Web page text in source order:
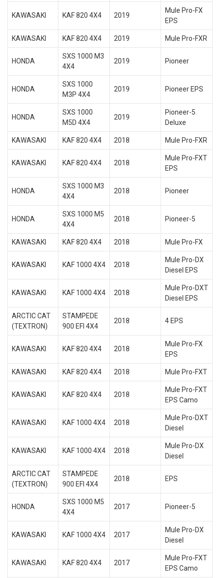
KAWASAKI KAF 820 4X4 2019
Mule Pro-FX
EPS
KAWASAKI KAF 820 4X4 2019 Mule Pro-FXR
HONDA
SXS 1000 M3
4X4
2019 Pioneer
HONDA
SXS 1000
M3P 4X4
2019 Pioneer EPS
HONDA
SXS 1000
M5D 4X4
2019
Pioneer-5
Deluxe
KAWASAKI KAF 820 4X4 2018 Mule Pro-FXR
KAWASAKI KAF 820 4X4 2018
Mule Pro-FXT
EPS
HONDA
SXS 1000 M3
4X4
2018 Pioneer
HONDA
SXS 1000 M5
4X4
2018 Pioneer-5
KAWASAKI KAF 820 4X4 2018 Mule Pro-FX
KAWASAKI KAF 1000 4X4 2018
Mule Pro-DX
Diesel EPS
KAWASAKI KAF 1000 4X4 2018
Mule Pro-DXT
Diesel EPS
ARCTIC CAT
(TEXTRON)
STAMPEDE
900 EFI 4X4
2018 4 EPS
KAWASAKI KAF 820 4X4 2018
Mule Pro-FX
EPS
KAWASAKI KAF 820 4X4 2018 Mule Pro-FXT
KAWASAKI KAF 820 4X4 2018
Mule Pro-FXT
EPS Camo
KAWASAKI KAF 1000 4X4 2018
Mule Pro-DXT
Diesel
KAWASAKI KAF 1000 4X4 2018
Mule Pro-DX
Diesel
ARCTIC CAT
(TEXTRON)
STAMPEDE
900 EFI 4X4
2018 EPS
HONDA
SXS 1000 M5
4X4
2017 Pioneer-5
KAWASAKI KAF 1000 4X4 2017
Mule Pro-DX
Diesel
KAWASAKI KAF 820 4X4 2017
Mule Pro-FXT
EPS Camo